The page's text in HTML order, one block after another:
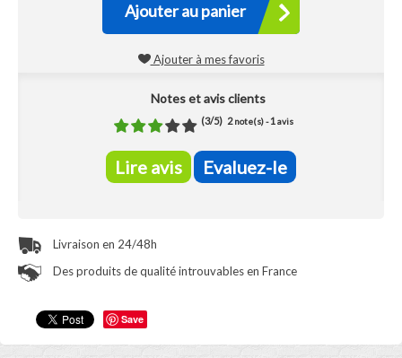
Save
Ajouter au panier
Ajouter à mes favoris
Notes et avis clients
(3/5) 2note(s) -1avis
Lire avis Evaluez-le
Livraison en 24/48h
Des produits de qualité introuvables en France